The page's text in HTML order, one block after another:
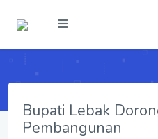
Bupati Lebak
Pembangunan